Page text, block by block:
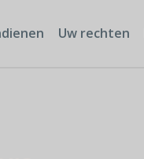
Uw rechten